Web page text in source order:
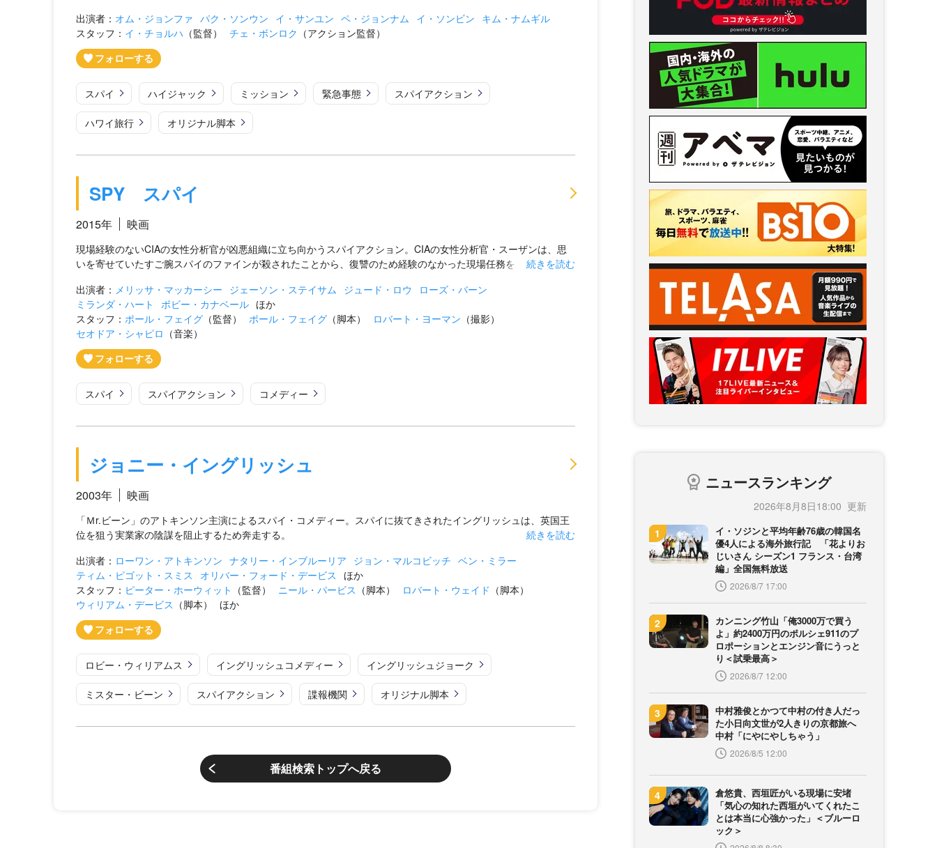
出演者： オム・ジョンファ パク・ソンウン イ・サンユン ペ・ジョンナム イ・ソンビン キム・ナムギル
スタッフ： イ・チョルハ （監督） チェ・ボンロク （アクション監督）
スパイ ハイジャック ミッション 緊急事態 スパイアクション
ハワイ旅行 オリジナル脚本
SPY スパイ
2015年 映画
現場経験のないCIAの女性分析官が凶悪組織に立ち向かうスパイアクション。CIAの女性分析官・スーザンは、思
いを寄せていたすご腕スパイのファインが殺されたことから、復讐のため経験のなかった現場任務を志願...続きを読む
出演者： メリッサ・マッカーシー ジェーソン・ステイサム ジュード・ロウ
ローズ・バーン
ミランダ・ハート
ボビー・カナベール ほか
スタッフ： ポール・フェイグ （監督） ポール・フェイグ （脚本） ロバート・ヨーマン （撮影）
セオドア・シャピロ （音楽）
スパイ スパイアクション コメディー
ジョニー・イングリッシュ
2003年 映画
「Ｍr.ビーン」のアトキンソン主演によるスパイ・コメディー。スパイに抜てきされたイングリッシュは、英国王
位を狙う実業家の陰謀を阻止するため奔走する。
続きを読む
出演者： ローワン・アトキンソン ナタリー・インブルーリア ジョン・マルコビッチ ベン・ミラー
ティム・ピゴット・スミス
オリバー・フォード・デービス ほか
スタッフ： ピーター・ホーウィット （監督） ニール・パービス （脚本） ロバート・ウェイド （脚本）
ウィリアム・デービス （脚本） ほか
ロビー・ウィリアムス イングリッシュコメディー イングリッシュジョーク
ミスター・ビーン スパイアクション 諜報機関 オリジナル脚本
番組検索トップへ戻る
ニュースランキング
2026年8月8日18:00
イ・ソジンと平均年齢76歳の韓国名
優4人による海外旅行記 「花よりお
じいさん シーズン1 フランス・台湾
編」全国無料放送
2026/8/7 17:00
カンニング竹山「俺3000万で買う
よ」約2400万円のポルシェ911のプ
ロポーションとエンジン音にうっと
り＜試乗最高＞
2026/8/7 12:00
中村雅俊とかつて中村の付き人だっ
た小日向文世が2人きりの京都旅へ
中村「にやにやしちゃう」
2026/8/5 12:00
倉悠貴、西垣匠がいる現場に安堵
「気心の知れた西垣がいてくれたこ
とは本当に心強かった」＜ブルーロ
ック＞